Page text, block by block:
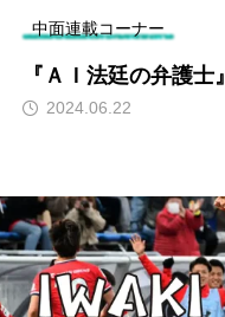
中面連載コーナー
『ＡＩ法廷の弁護士』
2024.06.22